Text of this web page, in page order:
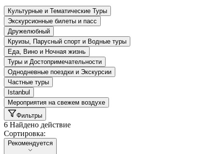
Культурные и Тематические Туры
Экскурсионные билеты и пасс
Дружелюбный
Круизы, Парусный спорт и Водные туры
Еда, Вино и Ночная жизнь
Туры и Достопримечательности
Однодневные поездки и Экскурсии
Частные туры
Istanbul
Мероприятия на свежем воздухе
Фильтры
6 Найдено действие
Сортировка:
Сортировка:
Рекомендуется